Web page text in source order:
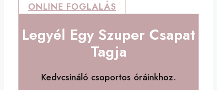
ONLINE FOGLALÁS
Legyél Egy Szuper Csapat
Tagja
Kedvcsináló csoportos óráinkhoz.